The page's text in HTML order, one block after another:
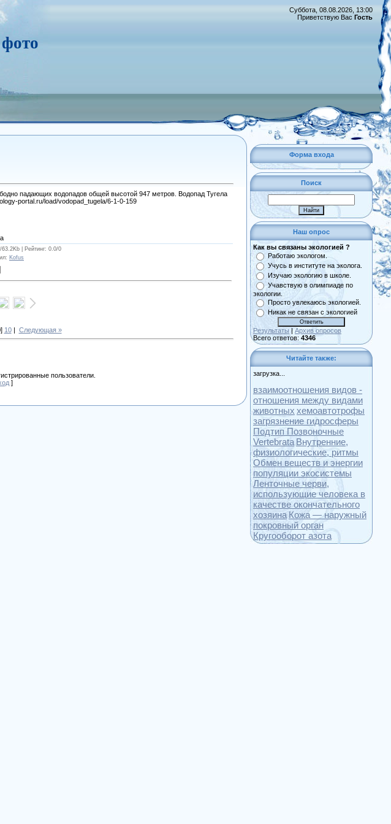
Суббота, 08.08.2026, 13:00
Приветствую Вас Гость
падающих водопадов общей высотой 947 метров. Водопад Тугела
portal.ru/load/vodopad_tugela/6-1-0-159
| Рейтинг: 0.0/0
: Kofus
] 10| Следующая »
пользователи.
]
Форма входа
Поиск
Наш опрос
Как вы связаны экологией ?
Работаю экологом.
Учусь в институте на эколога.
Изучаю экологию в школе.
Учавствую в олимпиаде по
экологии.
Просто увлекаюсь экологией.
Никак не связан с экологией
Результаты | Архив опросов
Всего ответов: 4346
Читайте также:
загрузка...
взаимоотношения видов -
отношения между видами
животных хемоавтотрофы
загрязнение гидросферы
Подтип Позвоночные
Vertebrata Внутренние,
физиологические, ритмы
Обмен веществ и энергии
популяции экосистемы
Ленточные черви,
использующие человека в
качестве окончательного
хозяина Кожа — наружный
покровный орган
Кругооборот азота